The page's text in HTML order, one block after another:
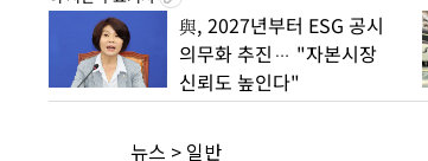
與, 2027년부터 ESG 공시
의무화 추진… "자본시장
신뢰도 높인다"
뉴스 > 일반